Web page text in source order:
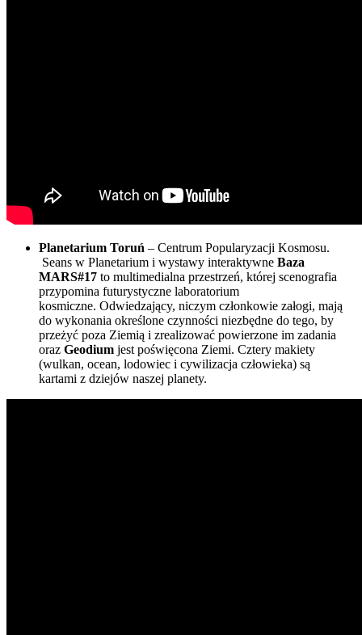
Planetarium Toruń – Centrum Popularyzacji Kosmosu.
Seans w Planetarium i wystawy interaktywne Baza
MARS#17 to multimedialna przestrzeń, której scenografia
przypomina futurystyczne laboratorium
kosmiczne. Odwiedzający, niczym członkowie załogi, mają
do wykonania określone czynności niezbędne do tego, by
przeżyć poza Ziemią i zrealizować powierzone im zadania
oraz Geodium jest poświęcona Ziemi. Cztery makiety
(wulkan, ocean, lodowiec i cywilizacja człowieka) są
kartami z dziejów naszej planety.